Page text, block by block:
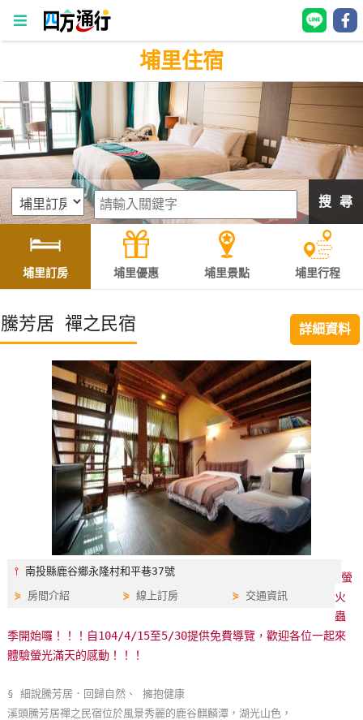
四
方
通
行
訂
房
灣
訂
房
直接跟飯店訂房HOT
紅
帶
玩
埔里住宿
搜 尋
埔里訂房 埔里優惠 埔里景點 埔里行程
騰芳居 禪之民宿 詳細資料
⫯南投縣鹿谷鄉永隆村和平巷37號
⋟ 房間介紹 ⋟線上訂房 ⋟ 交通資訊
螢
火
蟲
季開始囉！！！自104/4/15至5/30提供免費導覽，歡迎各位一起來
體驗螢光滿天的感動！！！
§ 細說騰芳居．回歸自然、 擁抱健康
溪頭騰芳居禪之民宿位於風景秀麗的鹿谷麒麟潭，湖光山色，